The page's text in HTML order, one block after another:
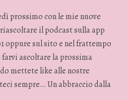
prossimo con le mie nuove
il podcast sulla app
oppure sul sito e nel frattempo
ascoltare la prossima
mettete like alle nostre
sempre… Un abbraccio dalla